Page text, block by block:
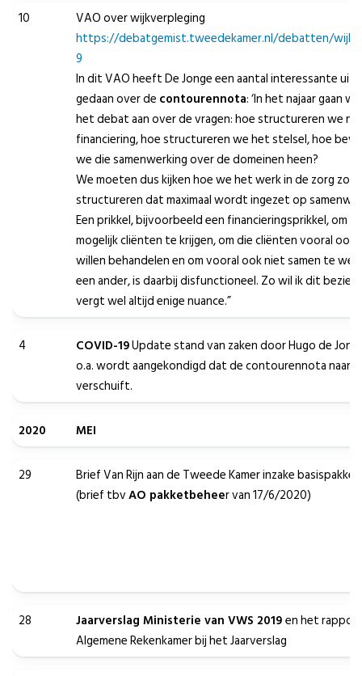
10
VAO over wijkverpleging
https://debatgemist.tweedekamer.nl/debatten/
9
In dit VAO heeft De Jonge een aantal interessante
gedaan over de contourennota: ‘In het najaar gaan
het debat aan over de vragen: hoe structureren we
financiering, hoe structureren we het stelsel, hoe
we die samenwerking over de domeinen heen?
We moeten dus kijken hoe we het werk in de zorg zo
structureren dat maximaal wordt ingezet op
Een prikkel, bijvoorbeeld een financieringsprikkel, om
mogelijk cliënten te krijgen, om die cliënten vooral ook
willen behandelen en om vooral ook niet samen te
een ander, is daarbij disfunctioneel. Zo wil ik dit
vergt wel altijd enige nuance.”
4 COVID-19Update stand van zaken door Hugo de
o.a. wordt aangekondigd dat de contourennota naar
verschuift.
2020 MEI
29
Brief Van Rijn aan de Tweede Kamer inzake
(brief tbvAO pakketbeheer van 17/6/2020)
28 Jaarverslag Ministerie van VWS 2019en het rapport
Algemene Rekenkamer bij het Jaarverslag